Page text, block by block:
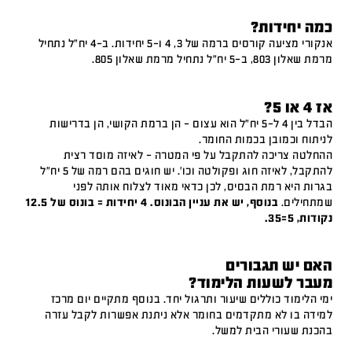
כמה יחידות?
אנקורי מציעה קורסים ברמה של 3, 4 ו-5 יחידות. ב-4 יח"ל נתחיל
מרמת שאלון 803, ב-5 יח"ל נתחיל מרמת שאלון 805.
אז 4 או 5?
הבדל בין 4 ל-5 יח"ל הוא עצום – הן ברמת הקושי, הן בדרישות
לניתוח וכמובן בכמות החומר.
ההחלטה צריכה להתקבל על פי המטרה – לאיזה מוסד רצית
להתקבל, לאיזה חוג ופקולטה וכו'. יש חוגים בהם רמה של 5 יח"ל
בגרות היא רמת הבסיס, לכן כדאי מאוד לצלוח אותה לפני
שמתחילים.
בנוסף, יש את עניין הבונוס. 4 יחידות = בונוס של 12.5
נקודות, 5=35.
האם יש תגבורים
מעבר לשעות הלימוד?
ימי הלימוד כוללים שיעור ותרגול יחד. בנוסף מתקיים יום מרכז
למידה בו לא מתקדמים בחומר אלא ניתנת אפשרות לקבל עזרה
בהכנת שעורי הבית למשל.